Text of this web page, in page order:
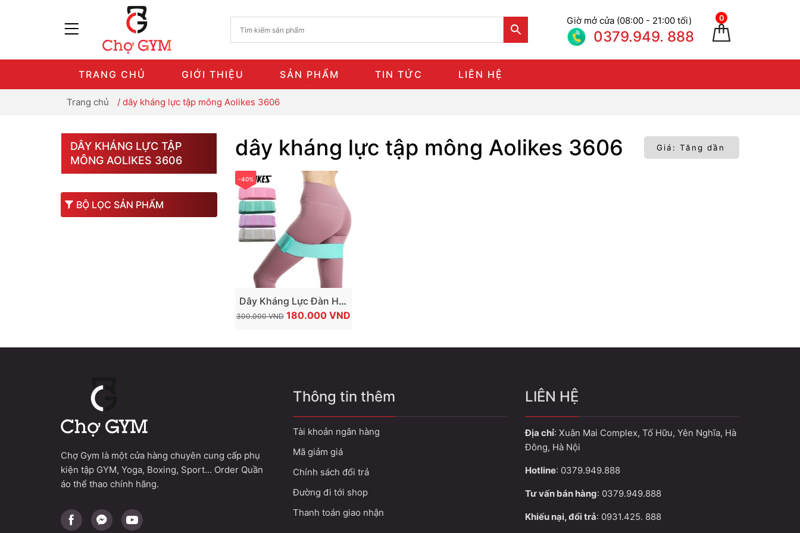
Giờ mở cửa (08:00 - 21:00 tối)
0379.949. 888
0
TRANG CHỦ GIỚI THIỆU SẢN PHẨM TIN TỨC LIÊN HỆ
Trang chủ / dây kháng lực tập mông Aolikes 3606
DÂY KHÁNG LỰC TẬP
MÔNG AOLIKES 3606
BỘ LỌC SẢN PHẨM
dây kháng lực tập mông Aolikes 3606
-40%
Dây Kháng Lực Đàn Hồi
Tập Chân Mông New
300.000VND GIÁ
180.000 VNDGIÁ
Chợ Gym là một cửa hàng chuyên cung cấp phụ
kiện tập GYM, Yoga, Boxing, Sport... Order Quần
áo thể thao chính hãng.
Thông tin thêm
Tài khoản ngân hàng
Mã giảm giá
Chính sách đổi trả
Đường đi tới shop
Thanh toán giao nhận
LIÊN HỆ
Địa chỉ: Xuân Mai Complex, Tố Hữu, Yên Nghĩa, Hà
Đông, Hà Nội
Hotline: 0379.949.888
Tư vấn bán hàng: 0379.949.888
Khiếu nại, đổi trả: 0931.425. 888